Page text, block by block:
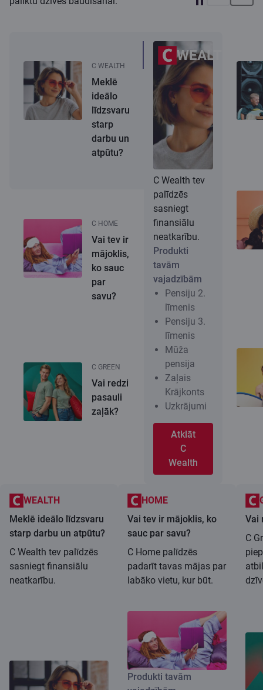
WEALTH
C Wealth tev
palīdzēs
sasniegt
finansiālu
neatkarību.
Produkti
tavām
vajadzībām
Pensiju 2.
līmenis
Pensiju 3.
līmenis
Mūža
pensija
Zaļais
Krājkonts
Uzkrājumi
Atklāt
C
Wealth
C WEALTH
Meklē
ideālo
līdzsvaru
starp
darbu un
atpūtu?
C HOME
Vai tev ir
mājoklis,
ko sauc
par
savu?
C GREEN
Vai redzi
pasauli
zaļāk?
WEALTH
Meklē ideālo līdzsvaru
starp darbu un atpūtu?
C Wealth tev palīdzēs
sasniegt finansiālu
neatkarību.
HOME
Vai tev ir mājoklis, ko
sauc par savu?
C Home palīdzēs
padarīt tavas mājas par
labāko vietu, kur būt.
Produkti tavām
Vai
C